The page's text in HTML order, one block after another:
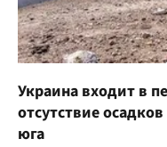
Украина входит в
отсутствие
юга